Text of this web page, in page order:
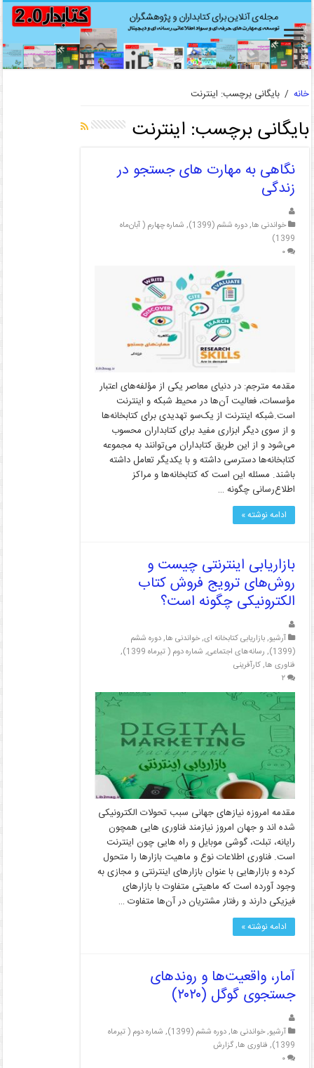
خانه / بایگانی برچسب: اینترنت
بایگانی برچسب: اینترنت
نگاهی به مهارت های جستجو در
زندگی
خواندنی ها,دوره ششم (1399) , شماره چهارم ( آبان‌ماه
1399)
۰
مقدمه مترجم: در دنیای معاصر یکی از مؤلفه‌های اعتبار
مؤسسات، فعالیت آن‌ها در محیط شبکه و اینترنت
است.شبکه اینترنت از یک‌سو تهدیدی برای کتابخانه‌ها
و از سوی دیگر ابزاری مفید برای کتابداران محسوب
می‌شود و از این طریق کتابداران می‌توانند به مجموعه
کتابخانه‌ها دسترسی داشته و با یکدیگر تعامل داشته
باشند. مسئله این است که کتابخانه‌ها و مراکز
اطلاع‌رسانی چگونه …
ادامه نوشته »
بازاریابی اینترنتی چیست و
روش‌های ترویج فروش کتاب
الکترونیکی چگونه است؟
آرشیو,بازاریابی کتابخانه ای,خواندنی ها,دوره ششم
(1399)
, رسانه‌های اجتماعی, شماره دوم ( تیرماه 1399)
,
فناوری ها,کارآفرینی
۲
مقدمه امروزه نیازهای جهانی سبب تحولات الکترونیکی
شده‏ اند و جهان امروز نیازمند فناوری ‏هایی همچون
رایانه، تبلت، گوشی موبایل و راه‏ هایی چون اینترنت
است. فناوری اطلاعات نوع و ماهیت بازارها را متحول
کرده و بازارهایی با عنوان بازارهای اینترنتی و مجازی به
وجود آورده است که ماهیتی متفاوت با بازارهای
فیزیکی دارند و رفتار مشتریان در آن‌ها متفاوت …
ادامه نوشته »
آمار، واقعیت‌ها و روندهای
جستجوی گوگل (۲۰۲۰)
آرشیو,خواندنی ها,دوره ششم (1399) , شماره دوم ( تیرماه
1399)
, فناوری ها,گزارش
۰